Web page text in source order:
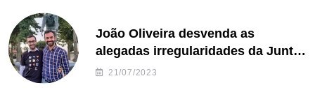
João Oliveira desvenda as
alegadas irregularidades da Junta
de Freguesia S. João de Ver
21/07/2023